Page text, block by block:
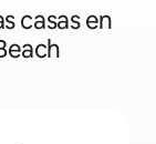
casas en